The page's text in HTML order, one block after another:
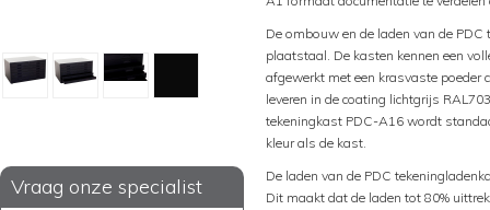
Vraag onze specialist
De ombouw en de laden van de
plaatstaal. De kasten kennen een
afgewerkt met een krasvaste poeder
leveren in de coating lichtgrijs
tekeningkast PDC-A16 wordt
kleur als de kast.
De laden van de PDC
Dit maakt dat de laden tot 80%